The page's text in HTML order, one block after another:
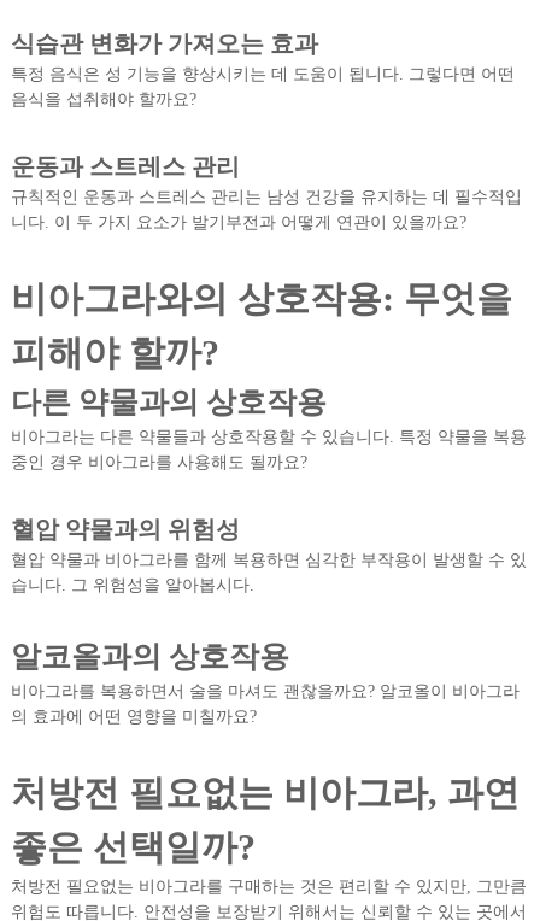
식습관 변화가 가져오는 효과
특정 음식은 성 기능을 향상시키는 데 도움이 됩니다. 그렇다면 어떤
음식을 섭취해야 할까요?
운동과 스트레스 관리
규칙적인 운동과 스트레스 관리는 남성 건강을 유지하는 데 필수적입
니다. 이 두 가지 요소가 발기부전과 어떻게 연관이 있을까요?
비아그라와의 상호작용: 무엇을
피해야 할까?
다른 약물과의 상호작용
비아그라는 다른 약물들과 상호작용할 수 있습니다. 특정 약물을 복용
중인 경우 비아그라를 사용해도 될까요?
혈압 약물과의 위험성
혈압 약물과 비아그라를 함께 복용하면 심각한 부작용이 발생할 수 있
습니다. 그 위험성을 알아봅시다.
알코올과의 상호작용
비아그라를 복용하면서 술을 마셔도 괜찮을까요? 알코올이 비아그라
의 효과에 어떤 영향을 미칠까요?
처방전 필요없는 비아그라, 과연
좋은 선택일까?
처방전 필요없는 비아그라를 구매하는 것은 편리할 수 있지만, 그만큼
위험도 따릅니다. 안전성을 보장받기 위해서는 신뢰할 수 있는 곳에서